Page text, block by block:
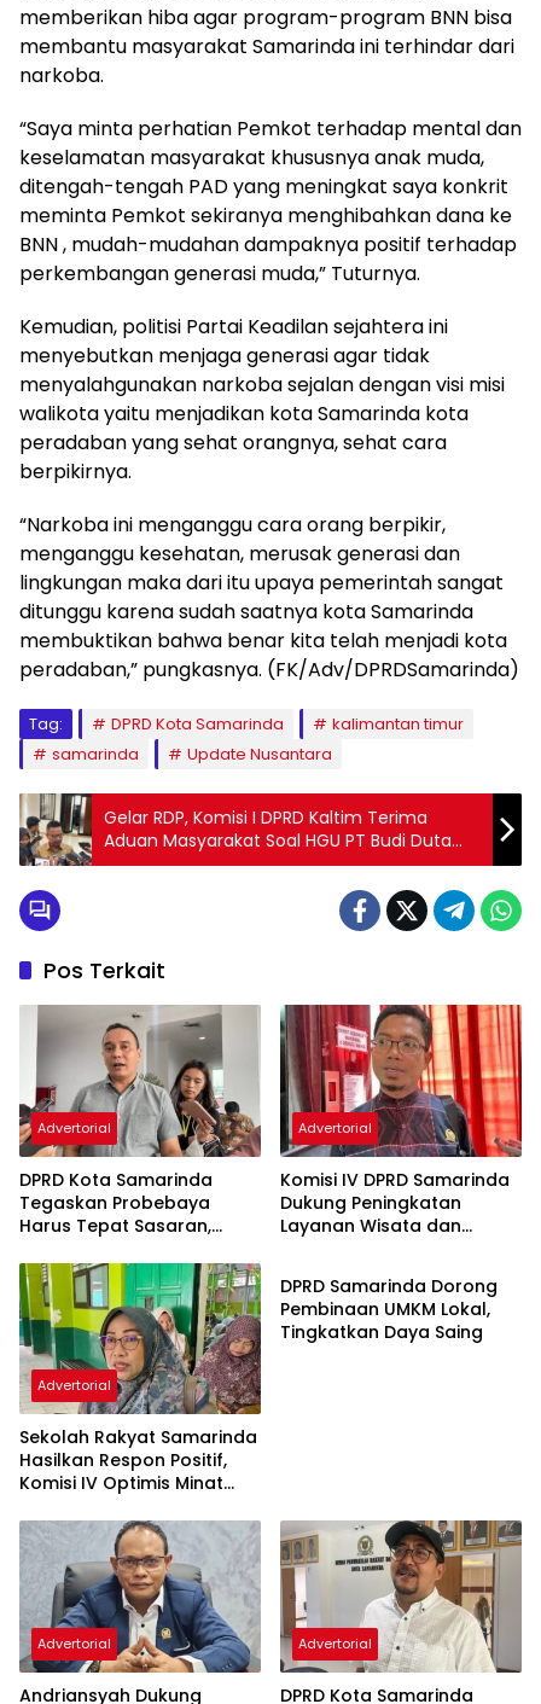
memberikan hiba agar program-program BNN bisa
membantu masyarakat Samarinda ini terhindar dari
narkoba.
“Saya minta perhatian Pemkot terhadap mental dan
keselamatan masyarakat khususnya anak muda,
ditengah-tengah PAD yang meningkat saya konkrit
meminta Pemkot sekiranya menghibahkan dana ke
BNN , mudah-mudahan dampaknya positif terhadap
perkembangan generasi muda,” Tuturnya.
Kemudian, politisi Partai Keadilan sejahtera ini
menyebutkan menjaga generasi agar tidak
menyalahgunakan narkoba sejalan dengan visi misi
walikota yaitu menjadikan kota Samarinda kota
peradaban yang sehat orangnya, sehat cara
berpikirnya.
“Narkoba ini menganggu cara orang berpikir,
menganggu kesehatan, merusak generasi dan
lingkungan maka dari itu upaya pemerintah sangat
ditunggu karena sudah saatnya kota Samarinda
membuktikan bahwa benar kita telah menjadi kota
peradaban,” pungkasnya. (FK/Adv/DPRDSamarinda)
Tag: DPRD Kota Samarinda
kalimantan timur
samarinda
Update Nusantara
Gelar RDP, Komisi I DPRD Kaltim Terima
Aduan Masyarakat Soal HGU PT Budi Duta
Agromakmur
Pos Terkait
Advertorial
DPRD Kota Samarinda
Tegaskan Probebaya
Harus Tepat Sasaran,
Semata
Advertorial
Komisi IV DPRD Samarinda
Dukung Peningkatan
Layanan Wisata dan
Advertorial
Sekolah Rakyat Samarinda
Hasilkan Respon Positif,
Komisi IV Optimis Minat
Advertorial
DPRD Samarinda Dorong
Pembinaan UMKM Lokal,
Tingkatkan Daya Saing
Advertorial
Andriansyah Dukung
Advertorial
DPRD Kota Samarinda